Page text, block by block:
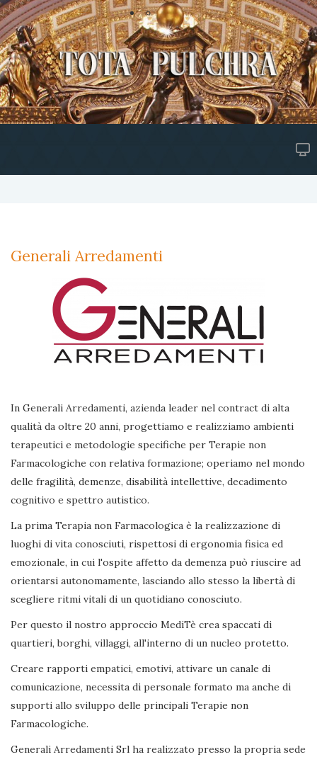
Generali Arredamenti
In Generali Arredamenti, azienda leader nel contract di alta
qualità da oltre 20 anni, progettiamo e realizziamo ambienti
terapeutici e metodologie specifiche per Terapie non
Farmacologiche con relativa formazione; operiamo nel mondo
delle fragilità, demenze, disabilità intellettive, decadimento
cognitivo e spettro autistico.
La prima Terapia non Farmacologica è la realizzazione di
luoghi di vita conosciuti, rispettosi di ergonomia fisica ed
emozionale, in cui l'ospite affetto da demenza può riuscire ad
orientarsi autonomamente, lasciando allo stesso la libertà di
scegliere ritmi vitali di un quotidiano conosciuto.
Per questo il nostro approccio MediTè crea spaccati di
quartieri, borghi, villaggi, all'interno di un nucleo protetto.
Creare rapporti empatici, emotivi, attivare un canale di
comunicazione, necessita di personale formato ma anche di
supporti allo sviluppo delle principali Terapie non
Farmacologiche.
Generali Arredamenti Srl ha realizzato presso la propria sede